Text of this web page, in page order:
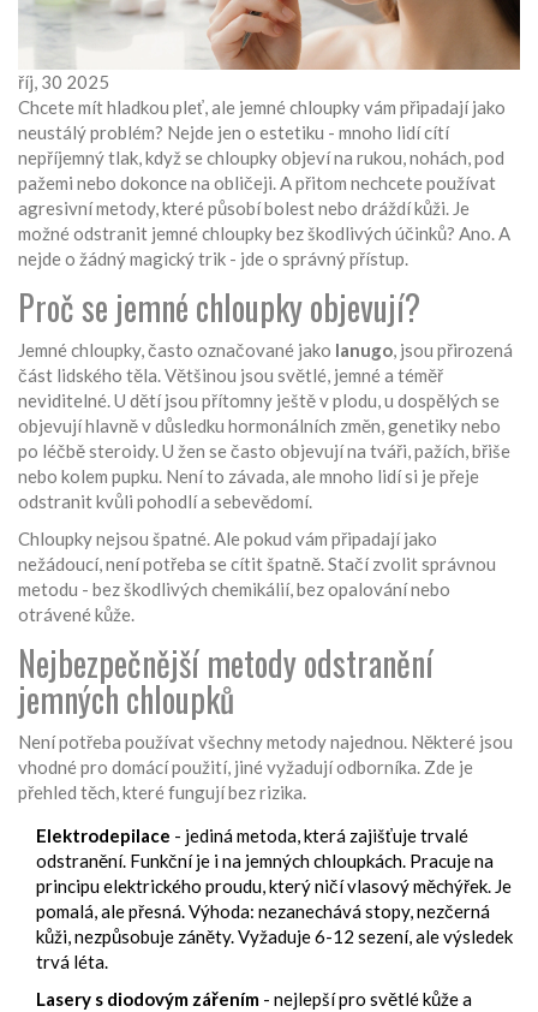
říj, 30 2025
Chcete mít hladkou pleť, ale jemné chloupky vám připadají jako
neustálý problém? Nejde jen o estetiku - mnoho lidí cítí
nepříjemný tlak, když se chloupky objeví na rukou, nohách, pod
pažemi nebo dokonce na obličeji. A přitom nechcete používat
agresivní metody, které působí bolest nebo dráždí kůži. Je
možné odstranit jemné chloupky bez škodlivých účinků? Ano. A
nejde o žádný magický trik - jde o správný přístup.
Proč se jemné chloupky objevují?
Jemné chloupky, často označované jako lanugo, jsou přirozená
část lidského těla. Většinou jsou světlé, jemné a téměř
neviditelné. U dětí jsou přítomny ještě v plodu, u dospělých se
objevují hlavně v důsledku hormonálních změn, genetiky nebo
po léčbě steroidy. U žen se často objevují na tváři, pažích, břiše
nebo kolem pupku. Není to závada, ale mnoho lidí si je přeje
odstranit kvůli pohodlí a sebevědomí.
Chloupky nejsou špatné. Ale pokud vám připadají jako
nežádoucí, není potřeba se cítit špatně. Stačí zvolit správnou
metodu - bez škodlivých chemikálií, bez opalování nebo
otrávené kůže.
Nejbezpečnější metody odstranění
jemných chloupků
Není potřeba používat všechny metody najednou. Některé jsou
vhodné pro domácí použití, jiné vyžadují odborníka. Zde je
přehled těch, které fungují bez rizika.
Elektrodepilace - jediná metoda, která zajišťuje trvalé
odstranění. Funkční je i na jemných chloupkách. Pracuje na
principu elektrického proudu, který ničí vlasový měchýřek. Je
pomalá, ale přesná. Výhoda: nezanechává stopy, nezčerná
kůži, nezpůsobuje záněty. Vyžaduje 6-12 sezení, ale výsledek
trvá léta.
Lasery s diodovým zářením - nejlepší pro světlé kůže a